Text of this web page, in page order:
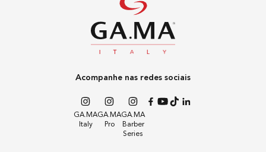
Sistema Exclusivo GAMA que permite detectar
quando as condicoes de uso Não sao as ideais
momento de trocar o filtro O e-System C controla a
Acompanhe nas redes sociais
GA.MA
Italy
GA.MA
Pro
GA.MA
Barber
Series